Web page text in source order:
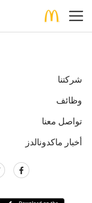
شركتنا
وظائف
تواصل معنا
أخبار ماكدونالدز